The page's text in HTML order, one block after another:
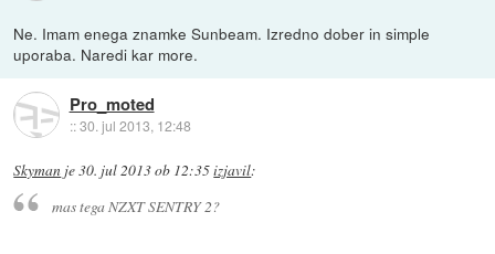
Ne. Imam enega znamke Sunbeam. Izredno dober in simple
uporaba. Naredi kar more.
Pro_moted
::30. jul 2013, 12:48
Skyman je30. jul 2013 ob 12:35izjavil:
mas tega NZXT SENTRY 2?